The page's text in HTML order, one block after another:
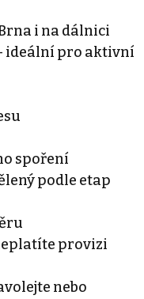
i na dálnici
ideální pro aktivní
spoření
podle etap
provizi
nebo